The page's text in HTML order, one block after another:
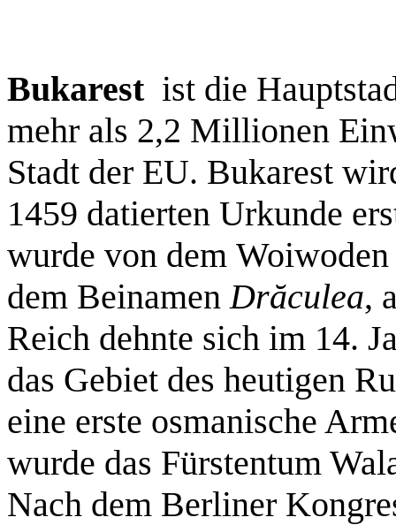
Bukarestist die
mehr als 2,2 Millionen
Stadt der EU. Bukarest
1459 datierten Urkunde
wurde von dem
dem BeinamenDrăculea,
Reich dehnte sich im 14.
das Gebiet des heutigen
eine erste osmanische
wurde das Fürstentum
Nach dem Berliner